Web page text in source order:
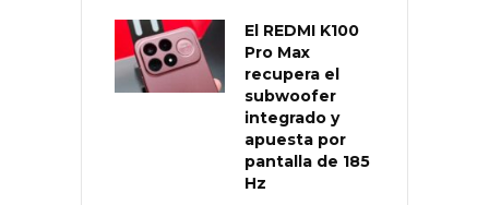
El REDMI K100
Pro Max
recupera el
subwoofer
integrado y
apuesta por
pantalla de 185
Hz